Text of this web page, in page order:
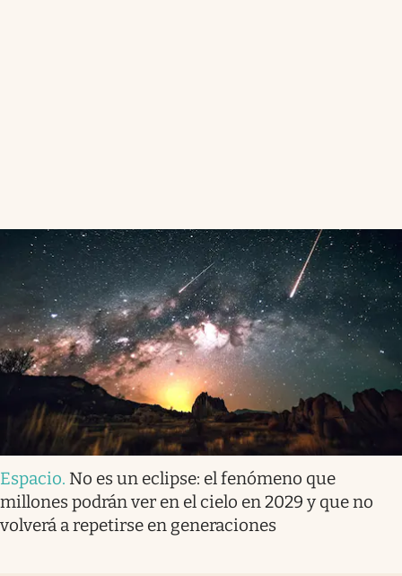
Espacio. No es un eclipse: el fenómeno que
millones podrán ver en el cielo en 2029 y que no
volverá a repetirse en generaciones